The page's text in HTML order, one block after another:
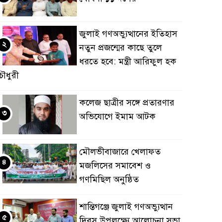
জুলাই গণঅভ্যুত্থানের ইতিহাস
নতুন প্রজন্মের কাছে তুলে
ধরতে হবে: মন্ত্রী আরিফুল হক
২
কলেজ ছাত্রীর সঙ্গে প্রতারণার
অভিযোগে ইমাম আটক
৩
মৌলভীবাজারে খেলাফত
মজলিসের সমাবেশ ও
গণমিছিল অনুষ্ঠিত
৪
শান্তিগঞ্জে জুলাই গণঅভ্যুত্থান
৫